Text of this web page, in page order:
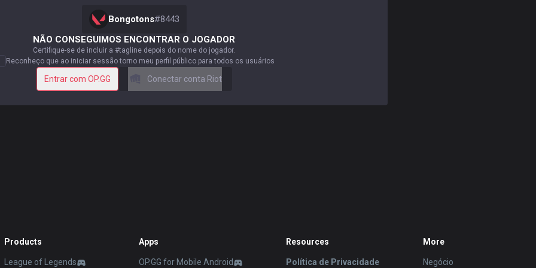
Bongotons#8443
NÃO CONSEGUIMOS ENCONTRAR O JOGADOR
Certifique-se de incluir a #tagline depois do nome do jogador.
Reconheço que ao iniciar sessão torno meu perfil público para todos os usuários
Entrar com OP.GG Conectar conta Riot
Products
League of Legends
Apps
OP.GG for Mobile Android
Resources
Política de Privacidade
More
Negócio